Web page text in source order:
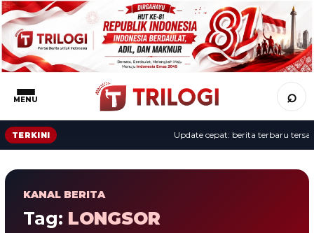
MENU ⌕
TERKINI Update cepat: berita terbaru
KANAL BERITA
Tag: LONGSOR